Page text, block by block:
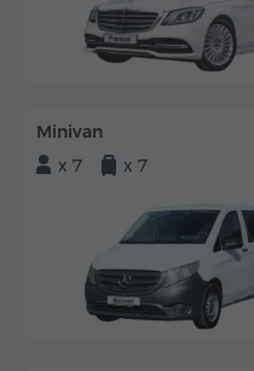
Minivan
x 7
x 7